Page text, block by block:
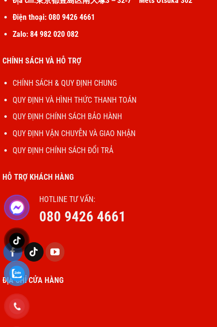
Điện thoại: 080 9426 4661
Zalo: 84 982 020 082
CHÍNH SÁCH VÀ HỖ TRỢ
CHÍNH SÁCH & QUY ĐỊNH CHUNG
QUY ĐỊNH VÀ HÌNH THỨC THANH TOÁN
QUY ĐỊNH CHÍNH SÁCH BẢO HÀNH
QUY ĐỊNH VẬN CHUYỄN VÀ GIAO NHẬN
QUY ĐỊNH CHÍNH SÁCH ĐỔI TRẢ
HỖ TRỢ KHÁCH HÀNG
HOTLINE TƯ VẤN:
080 9426 4661
ĐỊA CHỈ CỬA HÀNG